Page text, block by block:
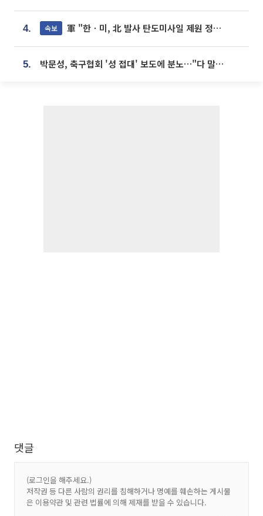
4. 속보 軍 "한ㆍ미, 北 발사 탄도미사일 제원 정밀분석 중"
5. 박문성, 축구협회 '성 접대' 보도에 분노…"다 말아먹으려고 작정했나"
댓글